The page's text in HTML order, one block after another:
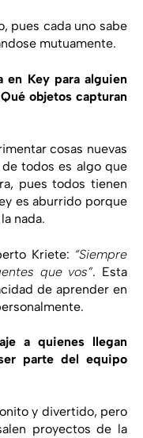
pues cada uno sabe
mutuamente.
en Key para alguien
objetos capturan
cosas nuevas
todos es algo que
pues todos tienen
es aburrido porque
nada.
Kriete: “Siempre
que vos”. Esta
de aprender en
a quienes llegan
parte del equipo
y divertido, pero
proyectos de la